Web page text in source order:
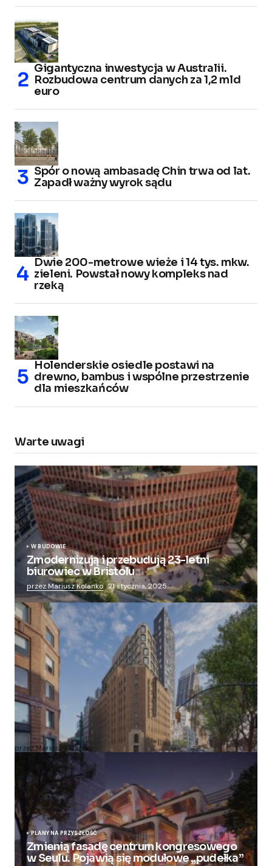
Gigantyczna inwestycja w Australii.
Rozbudowa centrum danych za 1,2 mld
euro
Spór o nową ambasadę Chin trwa od lat.
Zapadł ważny wyrok sądu
Dwie 200-metrowe wieże i 14 tys. mkw.
zieleni. Powstał nowy kompleks nad
rzeką
Holenderskie osiedle postawi na
drewno, bambus i wspólne przestrzenie
dla mieszkańców
Warte uwagi
W BUDOWIE
Zmodernizują i przebudują 23-letni
biurowiec w Bristolu
przez Mariusz Kolanko 21 stycznia, 2025
Zmieniają więzienie dla kobiet w nowoczesny
apartamentowiec
przez Mariusz Kolanko 20 lipca, 2024
PLANY NA PRZYSZŁOŚĆ
Zmienią fasadę centrum kongresowego
w Seulu. Pojawią się modułowe „pudełka”